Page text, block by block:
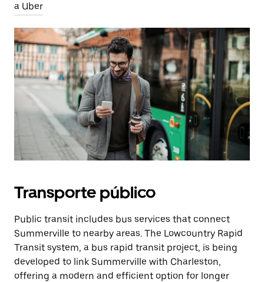
a Uber
Transporte público
Public transit includes bus services that connect
Summerville to nearby areas. The Lowcountry Rapid
Transit system, a bus rapid transit project, is being
developed to link Summerville with Charleston,
offering a modern and efficient option for longer